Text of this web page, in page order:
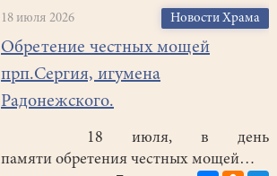
18 июля 2026 Новости Храма
Обретение честных мощей
прп.Сергия, игумена
Радонежского.
18 июля, в день
памяти обретения честных мощей…